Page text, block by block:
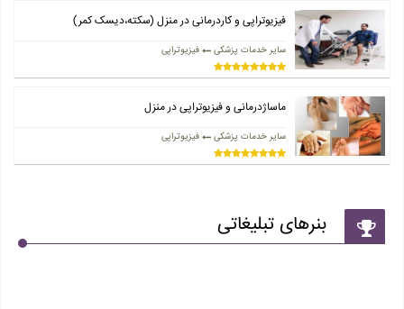
فیزیوتراپی و کاردرمانی در منزل (سکته،دیسک کمر)
سایر خدمات پزشکی فیزیوتراپی
ماساژدرمانی و فیزیوتراپی در منزل
سایر خدمات پزشکی فیزیوتراپی
بنرهای تبلیغاتی